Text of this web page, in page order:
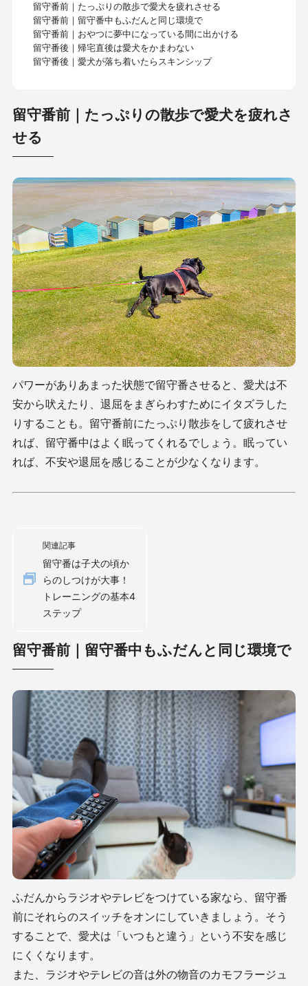
留守番前｜たっぷりの散歩で愛犬を疲れさせる
留守番前｜留守番中もふだんと同じ環境で
留守番前｜おやつに夢中になっている間に出かける
留守番後｜帰宅直後は愛犬をかまわない
留守番後｜愛犬が落ち着いたらスキンシップ
留守番前｜たっぷりの散歩で愛犬を疲れさ
せる
パワーがありあまった状態で留守番させると、愛犬は不
安から吠えたり、退屈をまぎらわすためにイタズラした
りすることも。留守番前にたっぷり散歩をして疲れさせ
れば、留守番中はよく眠ってくれるでしょう。眠ってい
れば、不安や退屈を感じることが少なくなります。
関連記事
留守番は子犬の頃か
らのしつけが大事！
トレーニングの基本4
ステップ
留守番前｜留守番中もふだんと同じ環境で
ふだんからラジオやテレビをつけている家なら、留守番
前にそれらのスイッチをオンにしていきましょう。そう
することで、愛犬は「いつもと違う」という不安を感じ
にくくなります。
また、ラジオやテレビの音は外の物音のカモフラージュ